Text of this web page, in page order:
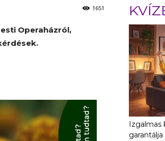
1651
Operaházról,
Izgalmas